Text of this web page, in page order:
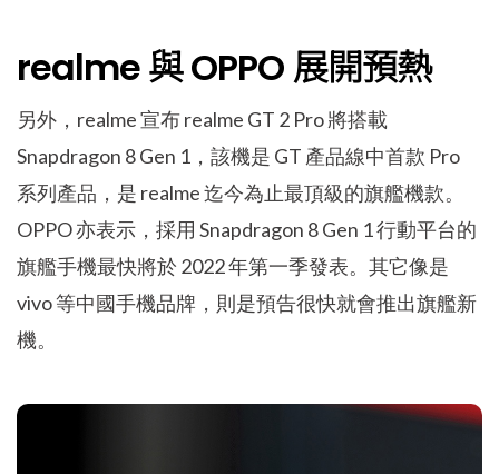
realme 與 OPPO 展開預熱
另外，realme 宣布 realme GT 2 Pro 將搭載
Snapdragon 8 Gen 1，該機是 GT 產品線中首款 Pro
系列產品，是 realme 迄今為止最頂級的旗艦機款。
OPPO 亦表示，採用 Snapdragon 8 Gen 1 行動平台的
旗艦手機最快將於 2022 年第一季發表。其它像是
vivo 等中國手機品牌，則是預告很快就會推出旗艦新
機。